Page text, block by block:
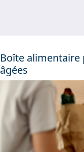
Boîte alimentaire
âgées